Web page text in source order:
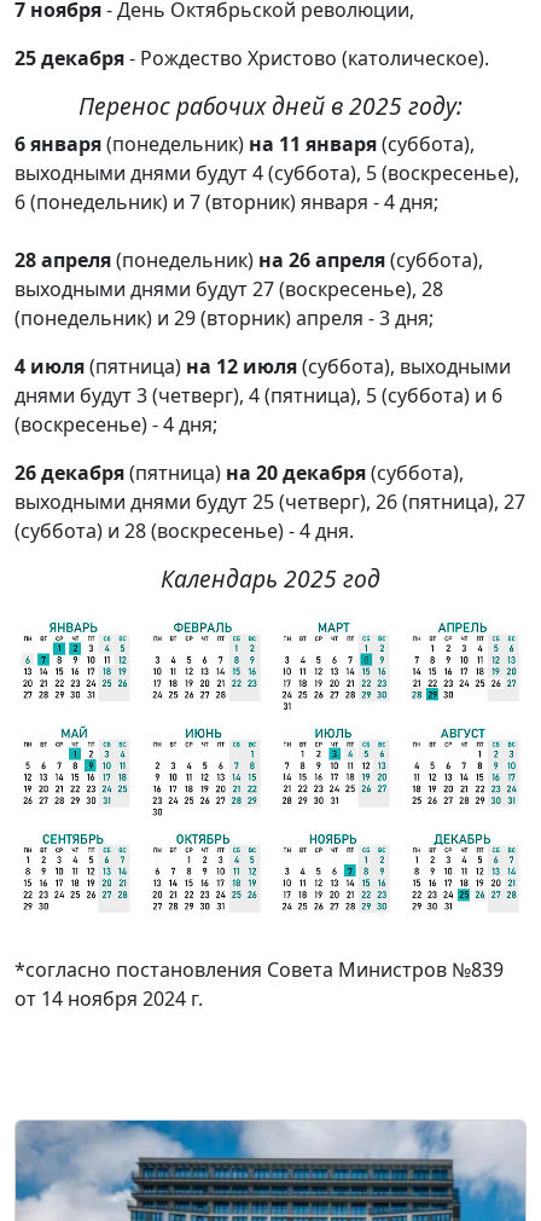
7 ноября- День Октябрьской революции,
25 декабря- Рождество Христово (католическое).
Перенос рабочих дней в 2025 году:
6 января(понедельник) на 11 января(суббота),
выходными днями будут 4 (суббота), 5 (воскресенье),
6 (понедельник) и 7 (вторник) января - 4 дня;
28 апреля(понедельник) на 26 апреля(суббота),
выходными днями будут 27 (воскресенье), 28
(понедельник) и 29 (вторник) апреля - 3 дня;
4 июля(пятница) на 12 июля(суббота), выходными
днями будут 3 (четверг), 4 (пятница), 5 (суббота) и 6
(воскресенье) - 4 дня;
26 декабря(пятница) на 20 декабря(суббота),
выходными днями будут 25 (четверг), 26 (пятница), 27
(суббота) и 28 (воскресенье) - 4 дня.
Календарь 2025 год
*согласно постановления Совета Министров №839
от 14 ноября 2024 г.